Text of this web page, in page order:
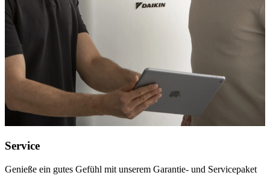
Service
Genieße ein gutes Gefühl mit unserem Garantie- und Servicepaket